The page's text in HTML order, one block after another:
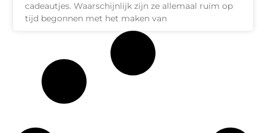
cadeautjes. Waarschijnlijk zijn ze allemaal ruim op
tijd begonnen met het maken van